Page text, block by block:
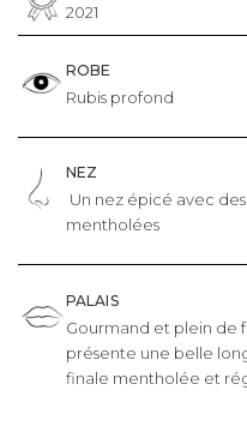
2021
ROBE
Rubis profond
NEZ
Un nez épicé avec
mentholées
PALAIS
Gourmand et plein de
présente une belle
finale mentholée et